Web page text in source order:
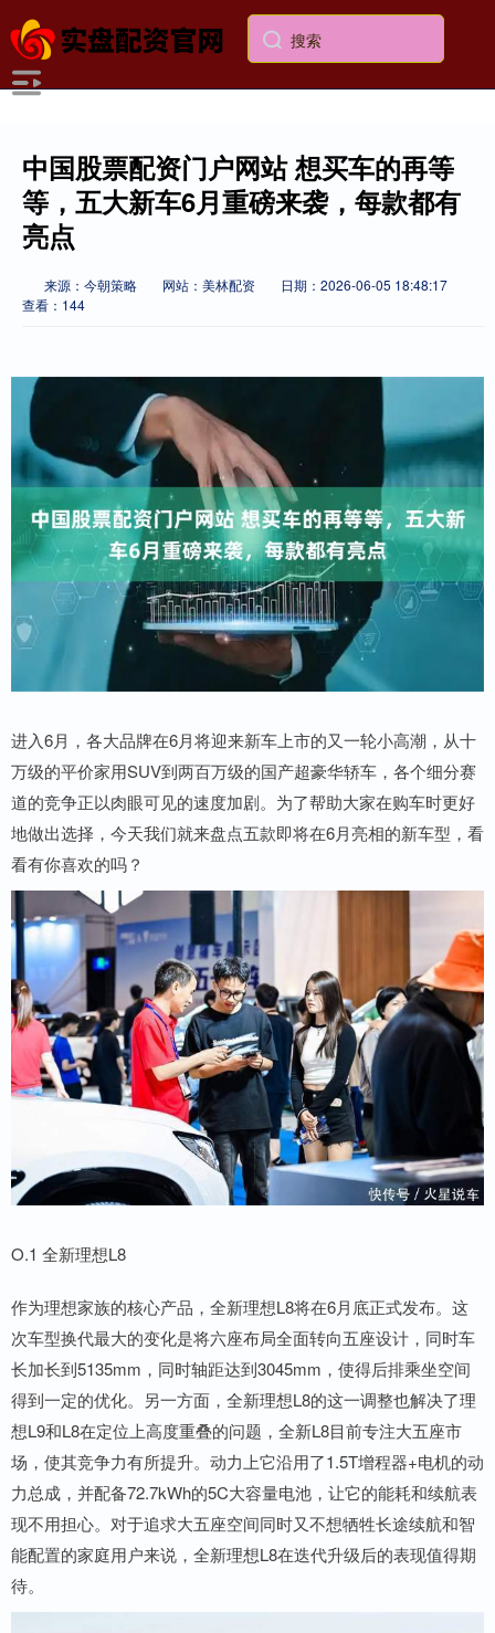
中国股票配资门户网站 想买车的再等
等，五大新车6月重磅来袭，每款都有
亮点
来源：今朝策略 网站：美林配资
日期：2026-06-05 18:48:17
查看：144
进入6月，各大品牌在6月将迎来新车上市的又一轮小高潮，从十
万级的平价家用SUV到两百万级的国产超豪华轿车，各个细分赛
道的竞争正以肉眼可见的速度加剧。为了帮助大家在购车时更好
地做出选择，今天我们就来盘点五款即将在6月亮相的新车型，看
看有你喜欢的吗？
O.1 全新理想L8
作为理想家族的核心产品，全新理想L8将在6月底正式发布。这
次车型换代最大的变化是将六座布局全面转向五座设计，同时车
长加长到5135mm，同时轴距达到3045mm，使得后排乘坐空间
得到一定的优化。另一方面，全新理想L8的这一调整也解决了理
想L9和L8在定位上高度重叠的问题，全新L8目前专注大五座市
场，使其竞争力有所提升。动力上它沿用了1.5T增程器+电机的动
力总成，并配备72.7kWh的5C大容量电池，让它的能耗和续航表
现不用担心。对于追求大五座空间同时又不想牺牲长途续航和智
能配置的家庭用户来说，全新理想L8在迭代升级后的表现值得期
待。